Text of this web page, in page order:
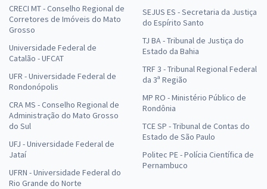
CRECI MT - Conselho Regional de
Corretores de Imóveis do Mato
Grosso
Universidade Federal de
Catalão - UFCAT
UFR - Universidade Federal de
Rondonópolis
CRA MS - Conselho Regional de
Administração do Mato Grosso
do Sul
UFJ - Universidade Federal de
Jataí
UFRN - Universidade Federal do
Rio Grande do Norte
SEJUS ES - Secretaria da Justiça
do Espírito Santo
TJ BA - Tribunal de Justiça do
Estado da Bahia
TRF 3 - Tribunal Regional Federal
da 3ª Região
MP RO - Ministério Público de
Rondônia
TCE SP - Tribunal de Contas do
Estado de São Paulo
Politec PE - Polícia Científica de
Pernambuco